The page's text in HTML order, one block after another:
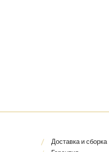
Доставка и сборка